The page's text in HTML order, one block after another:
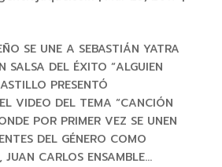
SE UNE A SEBASTIÁN YATRA
SALSA DEL ÉXITO “ALGUIEN
PRESENTÓ
VIDEO DEL TEMA “CANCIÓN
POR PRIMER VEZ SE UNEN
DEL GÉNERO COMO
CARLOS ENSAMBLE...